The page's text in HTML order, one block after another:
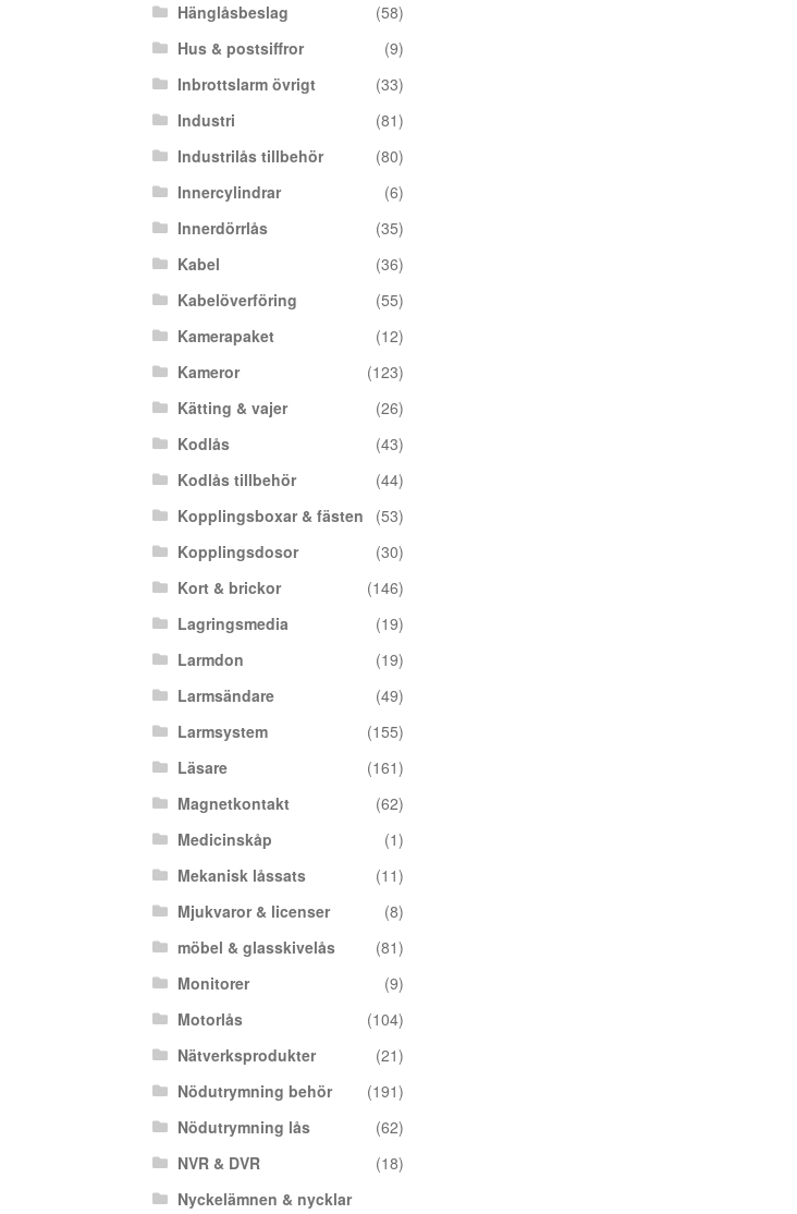
Hänglåsbeslag
(58)
Hus & postsiffror
(9)
Inbrottslarm övrigt
(33)
Industri
(81)
Industrilås tillbehör
(80)
Innercylindrar
(6)
Innerdörrlås
(35)
Kabel
(36)
Kabelöverföring
(55)
Kamerapaket
(12)
Kameror
(123)
Kätting & vajer
(26)
Kodlås
(43)
Kodlås tillbehör
(44)
Kopplingsboxar & fästen
(53)
Kopplingsdosor
(30)
Kort & brickor
(146)
Lagringsmedia
(19)
Larmdon
(19)
Larmsändare
(49)
Larmsystem
(155)
Läsare
(161)
Magnetkontakt
(62)
Medicinskåp
(1)
Mekanisk låssats
(11)
Mjukvaror & licenser
(8)
möbel & glasskivelås
(81)
Monitorer
(9)
Motorlås
(104)
Nätverksprodukter
(21)
Nödutrymning behör
(191)
Nödutrymning lås
(62)
NVR & DVR
(18)
Nyckelämnen & nycklar